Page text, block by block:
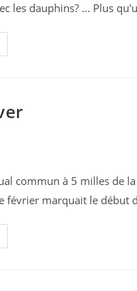
les dauphins? ... Plus
commun à 5 milles de
février marquait le début